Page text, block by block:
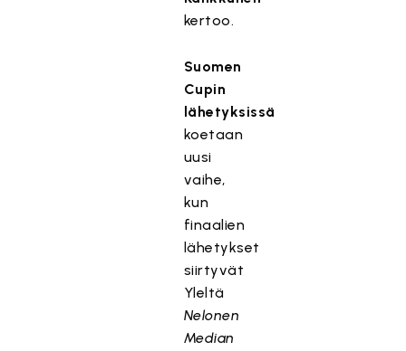
kertoo.
Suomen
Cupin
lähetyksissä
koetaan
uusi
vaihe,
kun
finaalien
lähetykset
siirtyvät
Yleltä
Nelonen
Median